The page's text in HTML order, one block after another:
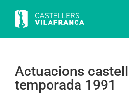
content
Actuacions
temporada 1991